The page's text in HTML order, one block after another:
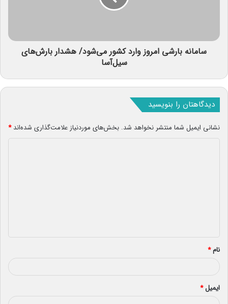
سامانه بارشی امروز وارد کشور می‌شود/ هشدار بارش‌های
سیل‌آسا
دیدگاهتان را بنویسید
نشانی ایمیل شما منتشر نخواهد شد. بخش‌های موردنیاز علامت‌گذاری شده‌اند*
*
نام*
ایمیل*